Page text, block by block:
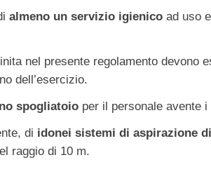
almeno un servizio igienico ad uso
nel presente regolamento devono
dell’esercizio.
spogliatoio per il personale avente
di idonei sistemi di aspirazione
raggio di 10 m.